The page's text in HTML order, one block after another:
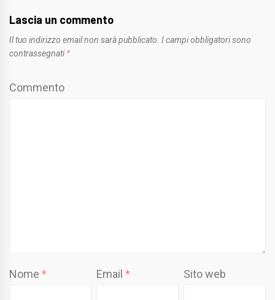
Lascia un commento
Il tuo indirizzo email non sarà pubblicato. I campi obbligatori sono
contrassegnati *
Commento
Nome * Email* Sito web